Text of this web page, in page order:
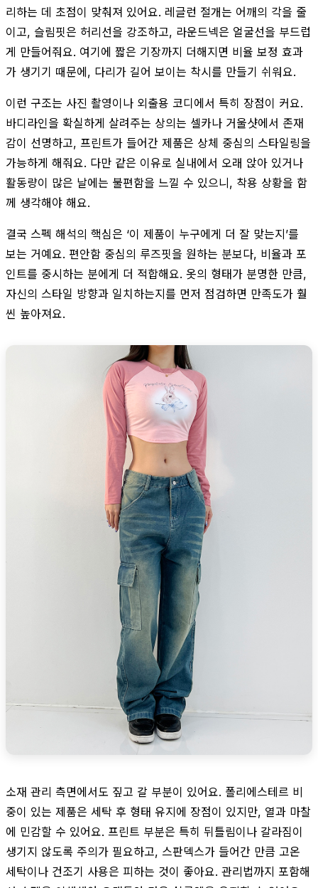
리하는 데 초점이 맞춰져 있어요. 레글런 절개는 어깨의 각을 줄
이고, 슬림핏은 허리선을 강조하고, 라운드넥은 얼굴선을 부드럽
게 만들어줘요. 여기에 짧은 기장까지 더해지면 비율 보정 효과
가 생기기 때문에, 다리가 길어 보이는 착시를 만들기 쉬워요.
이런 구조는 사진 촬영이나 외출용 코디에서 특히 장점이 커요.
바디라인을 확실하게 살려주는 상의는 셀카나 거울샷에서 존재
감이 선명하고, 프린트가 들어간 제품은 상체 중심의 스타일링을
가능하게 해줘요. 다만 같은 이유로 실내에서 오래 앉아 있거나
활동량이 많은 날에는 불편함을 느낄 수 있으니, 착용 상황을 함
께 생각해야 해요.
결국 스펙 해석의 핵심은 ‘이 제품이 누구에게 더 잘 맞는지’를
보는 거예요. 편안함 중심의 루즈핏을 원하는 분보다, 비율과 포
인트를 중시하는 분에게 더 적합해요. 옷의 형태가 분명한 만큼,
자신의 스타일 방향과 일치하는지를 먼저 점검하면 만족도가 훨
씬 높아져요.
소재 관리 측면에서도 짚고 갈 부분이 있어요. 폴리에스테르 비
중이 있는 제품은 세탁 후 형태 유지에 장점이 있지만, 열과 마찰
에 민감할 수 있어요. 프린트 부분은 특히 뒤틀림이나 갈라짐이
생기지 않도록 주의가 필요하고, 스판덱스가 들어간 만큼 고온
세탁이나 건조기 사용은 피하는 것이 좋아요. 관리법까지 포함해